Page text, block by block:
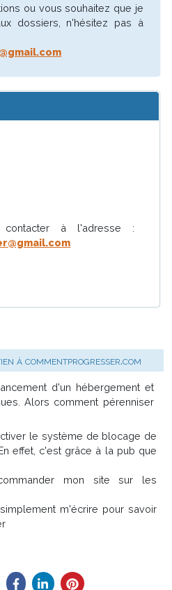
ou vous souhaitez que je
dossiers, n'hésitez pas à
à l'adresse :
à commentprogresser.com
d'un hébergement et
Alors comment pérenniser
le système de blocage de
effet, c'est grâce à la pub que
mon site sur les
m'écrire pour savoir